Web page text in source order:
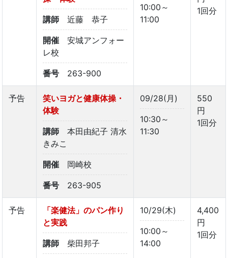
講師 近藤 恭子
開催
安城アンフォー
レ校
番号 263-900
10:00～
11:00
1回分
予告
笑いヨガと健康体操・
体験
講師
本田由紀子 清水
きみこ
開催 岡崎校
番号 263-905
09/28(月)
10:30～
11:30
550
円
1回分
予告
「楽健法」のパン作り
と実践
講師 柴田邦子
10/29(木)
10:00～
14:00
4,400
円
1回分